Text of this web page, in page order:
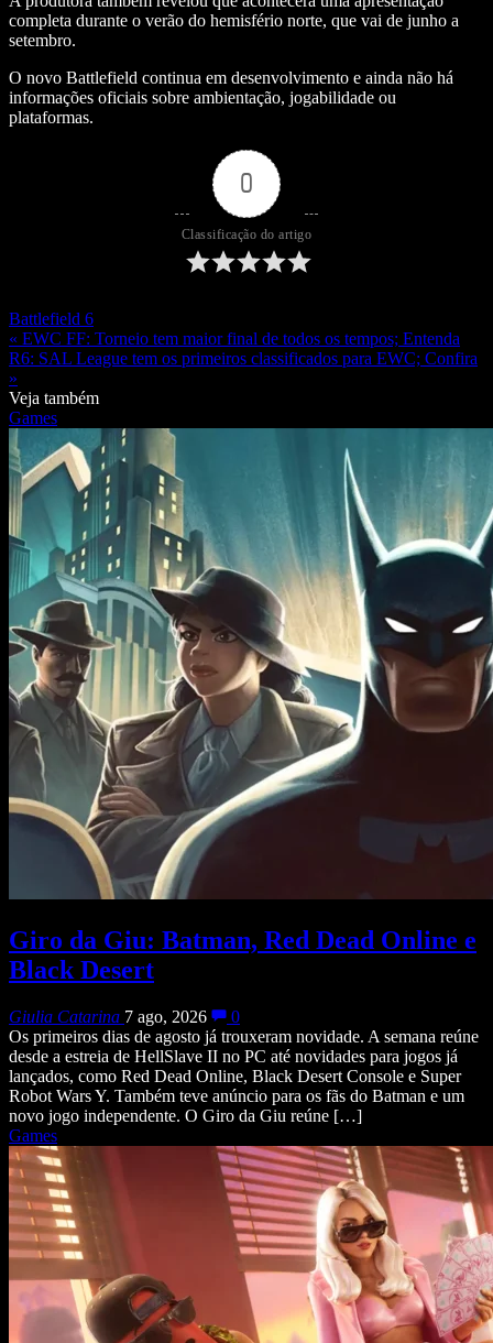
completa durante o verão do hemisfério norte, que vai de junho a
setembro.
O novo Battlefield continua em desenvolvimento e ainda não há
informações oficiais sobre ambientação, jogabilidade ou
plataformas.
0
Classificação do artigo
Battlefield 6
« EWC FF: Torneio tem maior final de todos os tempos; Entenda
R6: SAL League tem os primeiros classificados para EWC; Confira
»
Veja também
Games
Giro da Giu: Batman, Red Dead Online e
Black Desert
Giulia Catarina 7 ago, 2026
0
Os primeiros dias de agosto já trouxeram novidade. A semana reúne
desde a estreia de HellSlave II no PC até novidades para jogos já
lançados, como Red Dead Online, Black Desert Console e Super
Robot Wars Y. Também teve anúncio para os fãs do Batman e um
novo jogo independente. O Giro da Giu reúne […]
Games